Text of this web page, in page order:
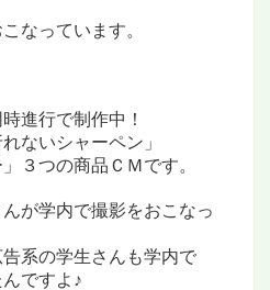
なっています。
進行で制作中！
ないシャーペン」
３つの商品ＣＭです。
が学内で撮影をおこなっ
告系の学生さんも学内で
ですよ♪